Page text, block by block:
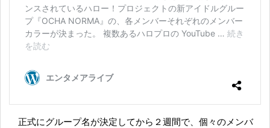
正式にグループ名が決定してから２週間で、個々のメンバ